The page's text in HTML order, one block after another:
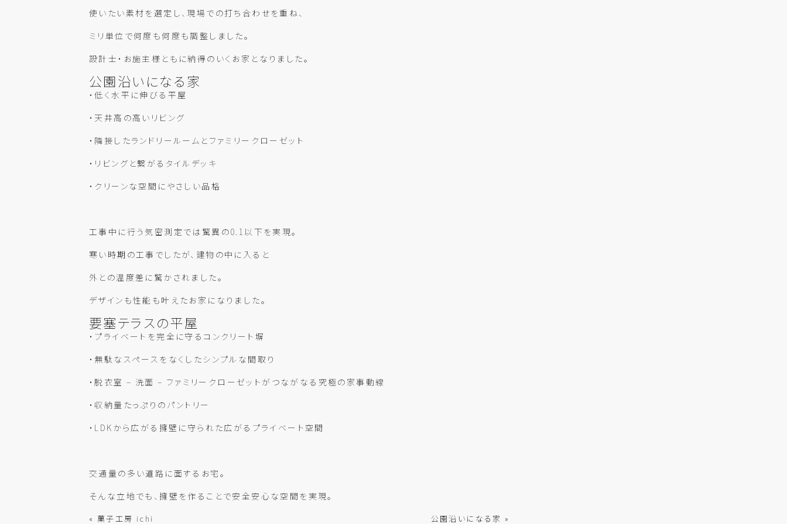
使いたい素材を選定し、現場での打ち合わせを重ね、
ミリ単位で何度も何度も調整しました。
設計士・お施主様ともに納得のいくお家となりました。
公園沿いになる家
・低く水平に伸びる平屋
・天井高の高いリビング
・隣接したランドリールームとファミリークローゼット
・リビングと繋がるタイルデッキ
・クリーンな空間にやさしい品格
工事中に行う気密測定では驚異の0.1以下を実現。
寒い時期の工事でしたが、建物の中に入ると
外との温度差に驚かされました。
デザインも性能も叶えたお家になりました。
要塞テラスの平屋
・プライベートを完全に守るコンクリート塀
・無駄なスペースをなくしたシンプルな間取り
・脱衣室 – 洗面 – ファミリークローゼットがつながなる究極の家事動線
・収納量たっぷりのパントリー
・LDKから広がる擁壁に守られた広がるプライベート空間
交通量の多い道路に面するお宅。
そんな立地でも、擁壁を作ることで安全安心な空間を実現。
« 菓子工房 ichi 公園沿いになる家 »